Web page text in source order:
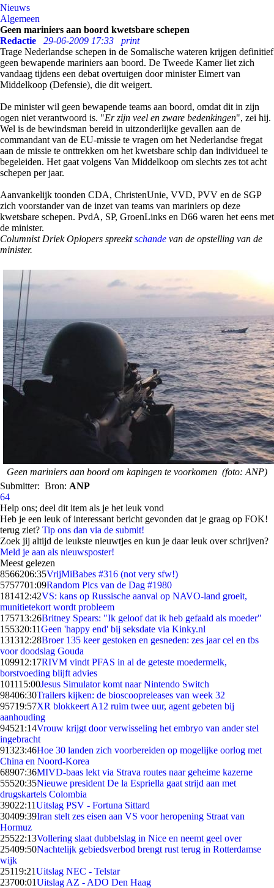
Nieuws
Algemeen
Geen mariniers aan boord kwetsbare schepen
Redactie
29-06-2009 17:33
print
Trage Nederlandse schepen in de Somalische wateren krijgen definitief
geen bewapende mariniers aan boord. De Tweede Kamer liet zich
vandaag tijdens een debat overtuigen door minister Eimert van
Middelkoop (Defensie), die dit weigert.
De minister wil geen bewapende teams aan boord, omdat dit in zijn
ogen niet verantwoord is. "Er zijn veel en zware bedenkingen", zei hij.
Wel is de bewindsman bereid in uitzonderlijke gevallen aan de
commandant van de EU-missie te vragen om het Nederlandse fregat
aan de missie te onttrekken om het kwetsbare schip dan individueel te
begeleiden. Het gaat volgens Van Middelkoop om slechts zes tot acht
schepen per jaar.
Aanvankelijk toonden CDA, ChristenUnie, VVD, PVV en de SGP
zich voorstander van de inzet van teams van mariniers op deze
kwetsbare schepen. PvdA, SP, GroenLinks en D66 waren het eens met
de minister.
Columnist Driek Oplopers spreektschande van de opstelling van de
minister.
Geen mariniers aan boord om kapingen te voorkomen (foto: ANP)
Submitter: Bron: ANP
64
Help ons; deel dit item als je het leuk vond
Heb je een leuk of interessant bericht gevonden dat je graag op FOK!
terug ziet? Tip ons dan via de submit!
Zoek jij altijd de leukste nieuwtjes en kun je daar leuk over schrijven?
Meld je aan als nieuwsposter!
Meest gelezen
8566206:35VrijMiBabes #316 (not very sfw!)
5757701:09Random Pics van de Dag #1980
181412:42VS: kans op Russische aanval op NAVO-land groeit,
munitietekort wordt probleem
175713:26Britney Spears: "Ik geloof dat ik heb gefaald als moeder"
155320:11Geen 'happy end' bij seksdate via Kinky.nl
131312:28Broer 135 keer gestoken en gesneden: zes jaar cel en tbs
voor doodslag Gouda
109912:17RIVM vindt PFAS in al de geteste moedermelk,
borstvoeding blijft advies
101115:00Jesus Simulator komt naar Nintendo Switch
98406:30Trailers kijken: de bioscoopreleases van week 32
95719:57XR blokkeert A12 ruim twee uur, agent gebeten bij
aanhouding
94521:14Vrouw krijgt door verwisseling het embryo van ander stel
ingebracht
91323:46Hoe 30 landen zich voorbereiden op mogelijke oorlog met
China en Noord-Korea
68907:36MIVD-baas lekt via Strava routes naar geheime kazerne
55520:35Nieuwe president De la Espriella gaat strijd aan met
drugskartels Colombia
39022:11Uitslag PSV - Fortuna Sittard
30409:39Iran stelt zes eisen aan VS voor heropening Straat van
Hormuz
25522:13Vollering slaat dubbelslag in Nice en neemt geel over
25409:50Nachtelijk gebiedsverbod brengt rust terug in Rotterdamse
wijk
25119:21Uitslag NEC - Telstar
23700:01Uitslag AZ - ADO Den Haag